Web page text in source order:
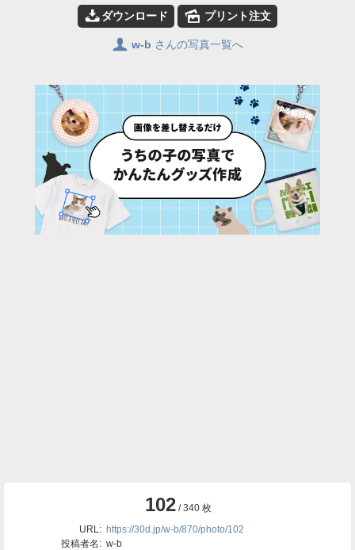
📥ダウンロード 🌄 プリント注文
👤 w-b さんの写真一覧へ
102/ 340 枚
URL: https://30d.jp/w-b/870/photo/102
投稿者名: w-b